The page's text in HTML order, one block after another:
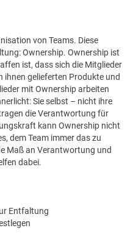
von Teams. Diese
Ownership. Ownership ist
ist, dass sich die Mitglieder
ihnen gelieferten Produkte und
mit Ownership arbeiten
Sie selbst – nicht ihre
die Verantwortung für
kann Ownership nicht
dem Team immer das zu
Maß an Verantwortung und
dabei.
Entfaltung